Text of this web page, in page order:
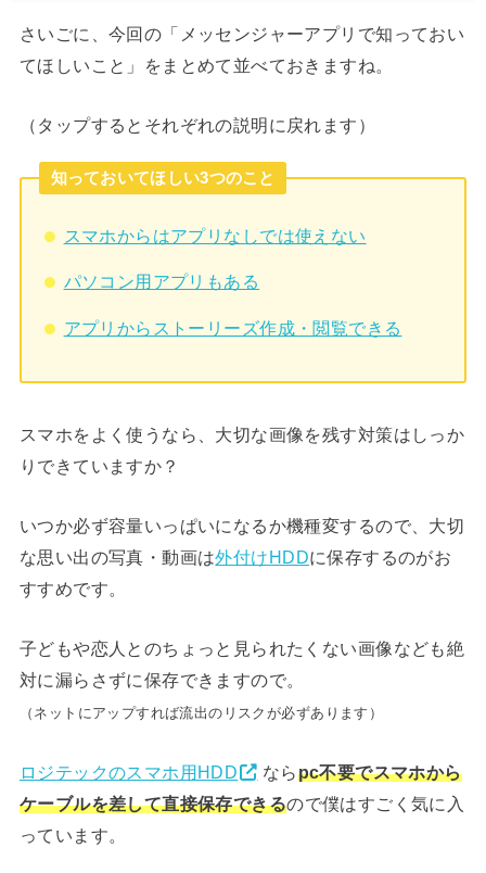
さいごに、今回の「メッセンジャーアプリで知っておい
てほしいこと」をまとめて並べておきますね。
（タップするとそれぞれの説明に戻れます）
知っておいてほしい3つのこと
スマホからはアプリなしでは使えない
パソコン用アプリもある
アプリからストーリーズ作成・閲覧できる
スマホをよく使うなら、大切な画像を残す対策はしっか
りできていますか？
いつか必ず容量いっぱいになるか機種変するので、大切
な思い出の写真・動画は外付けHDDに保存するのがお
すすめです。
子どもや恋人とのちょっと見られたくない画像なども絶
対に漏らさずに保存できますので。
（ネットにアップすれば流出のリスクが必ずあります）
ロジテックのスマホ用HDD ならpc不要でスマホから
ケーブルを差して直接保存できるので僕はすごく気に入
っています。